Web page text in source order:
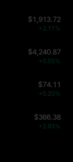
$1,913.72
+2.11%
$4,240.87
+0.55%
$74.11
+0.20%
$366.38
+2.93%